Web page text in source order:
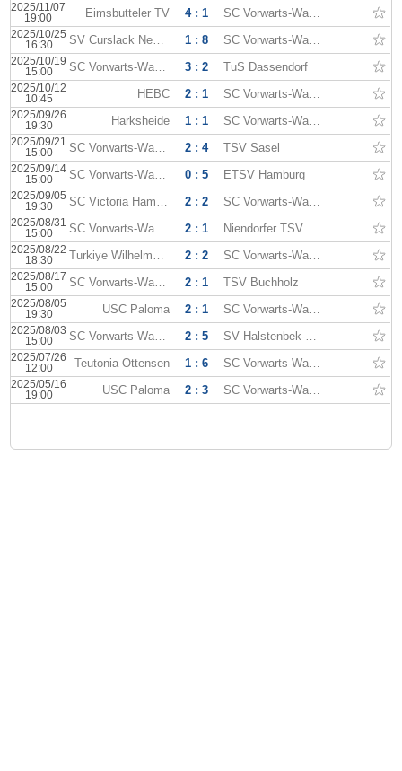
2025/11/07
19:00
Eimsbutteler TV 4 : 1 SC Vorwarts-Wacker
2025/10/25
16:30
SV Curslack Neuengamme 1 : 8 SC Vorwarts-Wacker
2025/10/19
15:00
SC Vorwarts-Wacker 3 : 2 TuS Dassendorf
2025/10/12
10:45
HEBC 2 : 1 SC Vorwarts-Wacker
2025/09/26
19:30
Harksheide 1 : 1 SC Vorwarts-Wacker
2025/09/21
15:00
SC Vorwarts-Wacker 2 : 4 TSV Sasel
2025/09/14
15:00
SC Vorwarts-Wacker 0 : 5 ETSV Hamburg
2025/09/05
19:30
SC Victoria Hamburg 2 : 2 SC Vorwarts-Wacker
2025/08/31
15:00
SC Vorwarts-Wacker 2 : 1 Niendorfer TSV
2025/08/22
18:30
Turkiye Wilhelmsburg 2 : 2 SC Vorwarts-Wacker
2025/08/17
15:00
SC Vorwarts-Wacker 2 : 1 TSV Buchholz
2025/08/05
19:30
USC Paloma 2 : 1 SC Vorwarts-Wacker
2025/08/03
15:00
SC Vorwarts-Wacker 2 : 5 SV Halstenbek-Rellingen
2025/07/26
12:00
Teutonia Ottensen 1 : 6 SC Vorwarts-Wacker
2025/05/16
19:00
USC Paloma 2 : 3 SC Vorwarts-Wacker